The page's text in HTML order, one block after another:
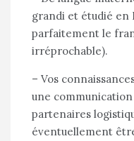
grandi et étudié en
parfaitement le
irréprochable).
– Vos
une
partenaires
éventuellement